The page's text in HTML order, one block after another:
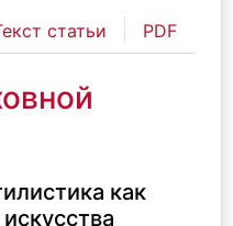
статьи PDF
как